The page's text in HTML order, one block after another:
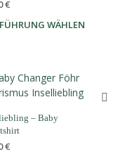
€
WÄHLEN
– Baby
€